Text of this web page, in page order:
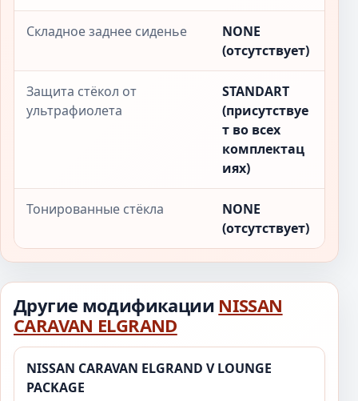
Складное заднее сиденье
NONE
(отсутствует)
Защита стёкол от
ультрафиолета
STANDART
(присутствуе
т во всех
комплектац
иях)
Тонированные стёкла
NONE
(отсутствует)
Другие модификации NISSAN
CARAVAN ELGRAND
NISSAN CARAVAN ELGRAND V LOUNGE
PACKAGE